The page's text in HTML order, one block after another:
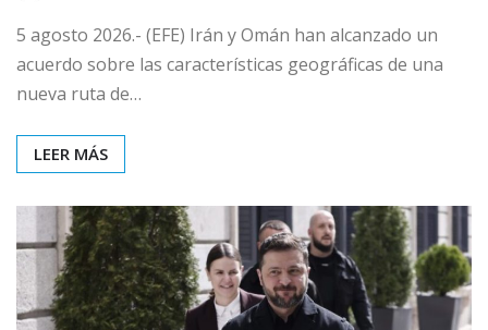
5 agosto 2026.- (EFE) Irán y Omán han alcanzado un
acuerdo sobre las características geográficas de una
nueva ruta de…
LEER MÁS